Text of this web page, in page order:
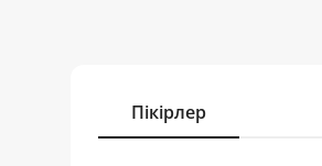
Пікірлер